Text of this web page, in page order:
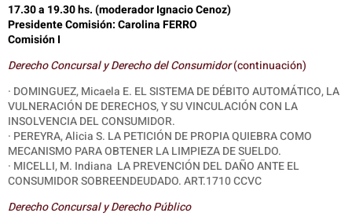
17.30 a 19.30 hs. (moderador Ignacio Cenoz)
Presidente Comisión: Carolina FERRO
Comisión I
Derecho Concursal y Derecho del Consumidor(continuación)
· DOMINGUEZ, Micaela E. EL SISTEMA DE DÉBITO AUTOMÁTICO, LA
VULNERACIÓN DE DERECHOS, Y SU VINCULACIÓN CON LA
INSOLVENCIA DEL CONSUMIDOR.
· PEREYRA, Alicia S. LA PETICIÓN DE PROPIA QUIEBRA COMO
MECANISMO PARA OBTENER LA LIMPIEZA DE SUELDO.
· MICELLI, M. Indiana LA PREVENCIÓN DEL DAÑO ANTE EL
CONSUMIDOR SOBREENDEUDADO. ART.1710 CCVC
Derecho Concursal y Derecho Público